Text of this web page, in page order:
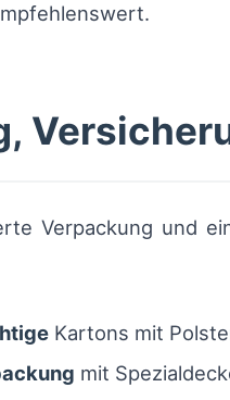
Verpackung und
Kartons mit
mit